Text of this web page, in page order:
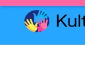
Skip
content